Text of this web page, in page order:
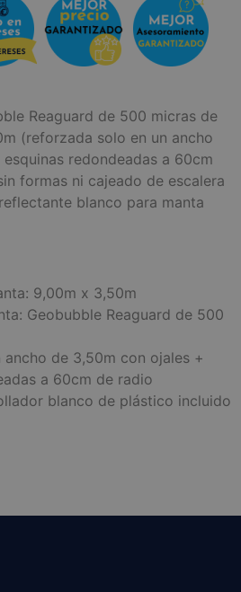
Reaguard de 500 micras de
(reforzada solo en un ancho
redondeadas a 60cm
formas ni cajeado de escalera
blanco para manta
9,00m x 3,50m
Geobubble Reaguard de 500
ancho de 3,50m con ojales +
a 60cm de radio
blanco de plástico incluido